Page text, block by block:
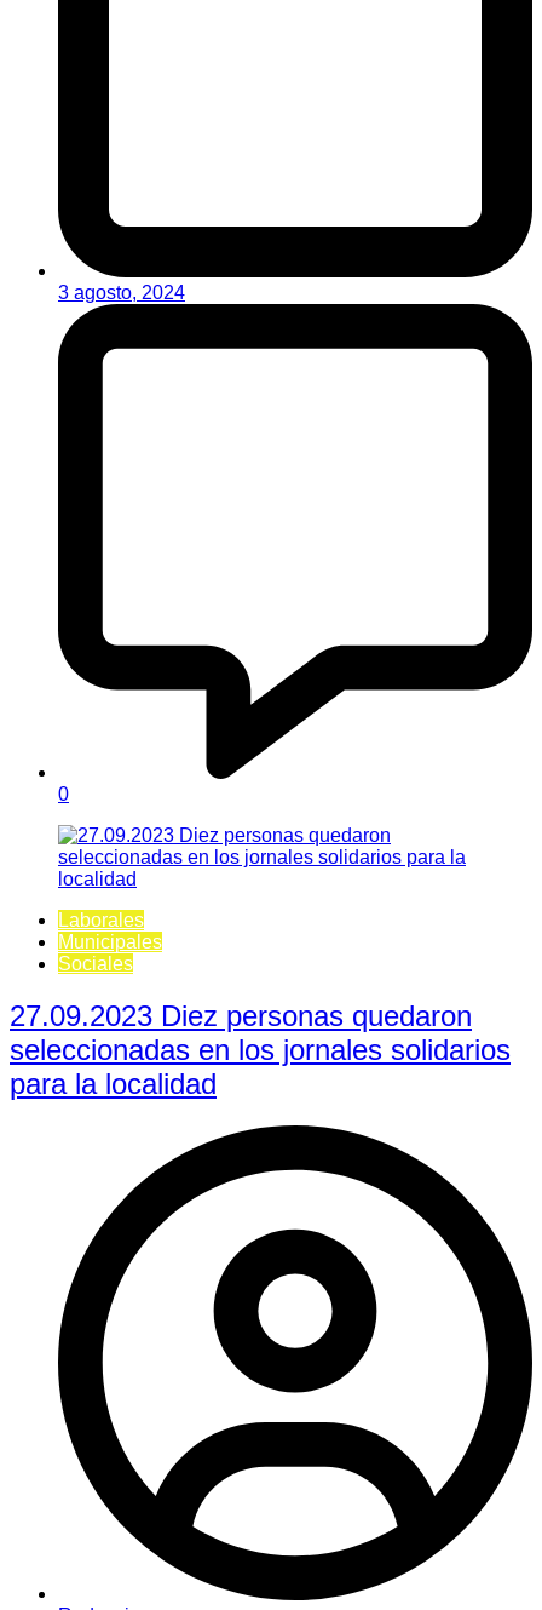
3 agosto, 2024
0
Laborales
Municipales
Sociales
27.09.2023 Diez personas quedaron
seleccionadas en los jornales solidarios
para la localidad